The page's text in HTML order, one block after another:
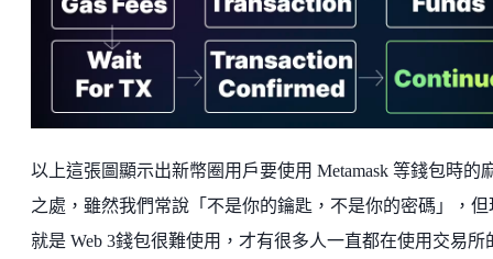
以上這張圖顯示出新幣圈用戶要使用 Metamask 等錢包時的
之處，雖然我們常說「不是你的鑰匙，不是你的密碼」，但
就是 Web 3錢包很難使用，才有很多人一直都在使用交易所